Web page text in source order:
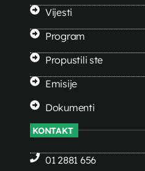
Vijesti
Program
Propustili ste
Emisije
Dokumenti
KONTAKT
01 2881 656